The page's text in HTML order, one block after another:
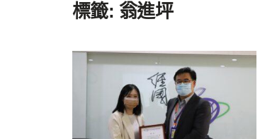
標籤: 翁進坪